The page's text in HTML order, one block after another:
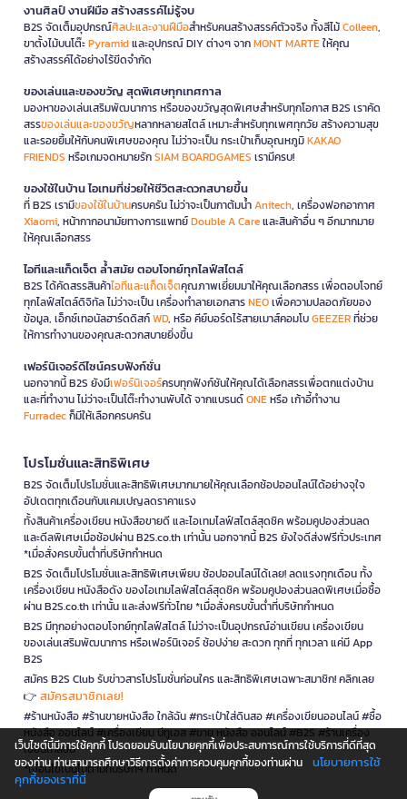
งานศิลป์ งานฝีมือ สร้างสรรค์ไม่รู้จบ
B2S จัดเต็มอุปกรณ์ศิลปะและงานฝีมือสำหรับคนสร้างสรรค์ตัวจริง ทั้งสีไม้Colleen,
ขาตั้งไม้บนโต๊ะPyramidและอุปกรณ์ DIY ต่างๆ จากMONT MARTEให้คุณ
สร้างสรรค์ได้อย่างไร้ขีดจำกัด
ของเล่นและของขวัญ สุดพิเศษทุกเทศกาล
มองหาของเล่นเสริมพัฒนาการ หรือของขวัญสุดพิเศษสำหรับทุกโอกาส B2S เราคัด
สรรของเล่นและของขวัญหลากหลายสไตล์ เหมาะสำหรับทุกเพศทุกวัย สร้างความสุข
และรอยยิ้มให้กับคนพิเศษของคุณ ไม่ว่าจะเป็น กระเป๋าเก็บอุณหภูมิKAKAO
FRIENDS หรือเกมจดหมายรักSIAM BOARDGAMES เรามีครบ!
ของใช้ในบ้าน ไอเทมที่ช่วยให้ชีวิตสะดวกสบายขึ้น
ที่ B2S เรามีของใช้ในบ้านครบครัน ไม่ว่าจะเป็นกาต้มน้ำAnitech, เครื่องฟอกอากาศ
Xiaomi, หน้ากากอนามัยทางการแพทย์Double A Careและสินค้าอื่น ๆ อีกมากมาย
ให้คุณเลือกสรร
ไอทีและแก็ดเจ็ต ล้ำสมัย ตอบโจทย์ทุกไลฟ์สไตล์
B2S ได้คัดสรรสินค้าไอทีและแก็ดเจ็ตคุณภาพเยี่ยมมาให้คุณเลือกสรร เพื่อตอบโจทย์
ทุกไลฟ์สไตล์ดิจิทัล ไม่ว่าจะเป็น เครื่องทำลายเอกสารNEOเพื่อความปลอดภัยของ
ข้อมูล, เอ็กซ์เทอนัลฮาร์ดดิสก์WD, หรือ คีย์บอร์ดไร้สายเมาส์คอมโบGEEZERที่ช่วย
ให้การทำงานของคุณสะดวกสบายยิ่งขึ้น
เฟอร์นิเจอร์ดีไซน์ครบฟังก์ชั่น
นอกจากนี้ B2S ยังมีเฟอร์นิเจอร์ครบทุกฟังก์ชันให้คุณได้เลือกสรรเพื่อตกแต่งบ้าน
และที่ทำงาน ไม่ว่าจะเป็นโต๊ะทำงานพับได้ จากแบรนด์ONEหรือ เก้าอี้ทำงาน
Furradecก็มีให้เลือกครบครัน
โปรโมชั่นและสิทธิพิเศษ
B2S จัดเต็มโปรโมชั่นและสิทธิพิเศษมากมายให้คุณเลือกช้อปออนไลน์ได้อย่างจุใจ
อัปเดตทุกเดือนกับแคมเปญลดราคาแรง
ทั้งสินค้าเครื่องเขียน หนังสือขายดี และไอเทมไลฟ์สไตล์สุดชิค พร้อมคูปองส่วนลด
และดีลพิเศษเมื่อช้อปผ่าน B2S.co.th เท่านั้น นอกจากนี้ B2S ยังใจดีส่งฟรีทั่วประเทศ
*เมื่อสั่งครบขั้นต่ำที่บริษัทกำหนด
B2S จัดเต็มโปรโมชั่นและสิทธิพิเศษเพียบ ช้อปออนไลน์ได้เลย! ลดแรงทุกเดือน ทั้ง
เครื่องเขียน หนังสือดัง ของไอเทมไลฟ์สไตล์สุดชิค พร้อมคูปองส่วนลดพิเศษเมื่อซื้อ
ผ่าน B2S.co.th เท่านั้น และส่งฟรีทั่วไทย *เมื่อสั่งครบขั้นต่ำที่บริษัทกำหนด
B2S มีทุกอย่างตอบโจทย์ทุกไลฟ์สไตล์ ไม่ว่าจะเป็นอุปกรณ์อ่านเขียน เครื่องเขียน
ของเล่นเสริมพัฒนาการ หรือเฟอร์นิเจอร์ ช้อปง่าย สะดวก ทุกที่ ทุกเวลา แค่มี App
B2S
สมัคร B2S Club รับข่าวสารโปรโมชั่นก่อนใคร และสิทธิพิเศษเฉพาะสมาชิก! คลิกเลย
👉 สมัครสมาชิกเลย!
#ร้านหนังสือ #ร้านขายหนังสือ ใกล้ฉัน #กระเป๋าใส่ดินสอ #เครื่องเขียนออนไลน์ #ซื้อ
หนังสือ ออนไลน์ #เครื่องเขียน บีทูเอส #ขาย หนังสือ ออนไลน์ #B2S #ร้านเครื่อง
เขียนใกล้ฉัน
*เงื่อนไขเป็นไปตามที่บริษัทฯ กำหนด
เว็บไซต์นี้มีการใช้คุกกี้ โปรดยอมรับนโยบายคุกกี้เพื่อประสบการณ์การใช้บริการที่ดีที่สุด
ของท่าน ท่านสามารถศึกษาวิธีการตั้งค่าการควบคุมคุกกี้ของท่านผ่าน
นโยบายการใช้
คุกกี้ของเราที่นี่